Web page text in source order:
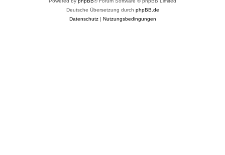
Deutsche Übersetzung durch phpBB.de
Datenschutz| Nutzungsbedingungen